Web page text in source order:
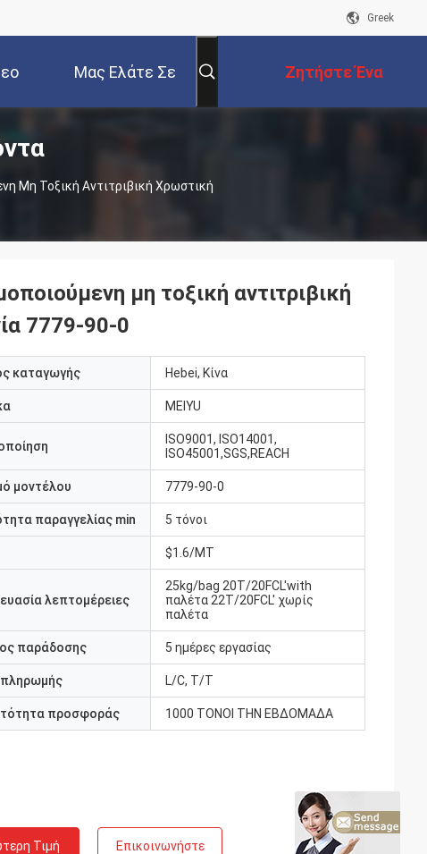
Greek
Μας Ελάτε Σε Ζητήστε Ένα
Απόσπασμα
Μη Τοξική Αντιτριβική Χρωστική
μη τοξική αντιτριβική
7779-90-0
καταγωγής Hebei, Κίνα
MEIYU
ISO9001, ISO14001,
ISO45001,SGS,REACH
μοντέλου 7779-90-0
παραγγελίας min 5 τόνοι
$1.6/MT
λεπτομέρειες
25kg/bag 20T/20FCL'with
παλέτα 22T/20FCL' χωρίς
παλέτα
παράδοσης 5 ημέρες εργασίας
πληρωμής L/C, T/T
προσφοράς 1000 ΤΟΝΟΙ ΤΗΝ ΕΒΔΟΜΑΔΑ
Τιμή Επικοινωνήστε